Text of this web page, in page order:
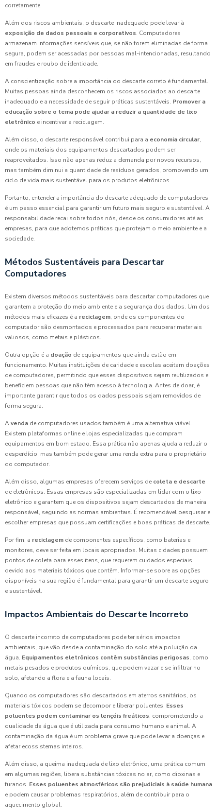
corretamente.
Além dos riscos ambientais, o descarte inadequado pode levar à
exposição de dados pessoais e corporativos. Computadores
armazenam informações sensíveis que, se não forem eliminadas de forma
segura, podem ser acessadas por pessoas mal-intencionadas, resultando
em fraudes e roubo de identidade.
A conscientização sobre a importância do descarte correto é fundamental.
Muitas pessoas ainda desconhecem os riscos associados ao descarte
inadequado e a necessidade de seguir práticas sustentáveis. Promover a
educação sobre o tema pode ajudar a reduzir a quantidade de lixo
eletrônico e incentivar a reciclagem.
Além disso, o descarte responsável contribui para a economia circular,
onde os materiais dos equipamentos descartados podem ser
reaproveitados. Isso não apenas reduz a demanda por novos recursos,
mas também diminui a quantidade de resíduos gerados, promovendo um
ciclo de vida mais sustentável para os produtos eletrônicos.
Portanto, entender a importância do descarte adequado de computadores
é um passo essencial para garantir um futuro mais seguro e sustentável. A
responsabilidade recai sobre todos nós, desde os consumidores até as
empresas, para que adotemos práticas que protejam o meio ambiente e a
sociedade.
Métodos Sustentáveis para Descartar
Computadores
Existem diversos métodos sustentáveis para descartar computadores que
garantem a proteção do meio ambiente e a segurança dos dados. Um dos
métodos mais eficazes é a reciclagem, onde os componentes do
computador são desmontados e processados para recuperar materiais
valiosos, como metais e plásticos.
Outra opção é a doação de equipamentos que ainda estão em
funcionamento. Muitas instituições de caridade e escolas aceitam doações
de computadores, permitindo que esses dispositivos sejam reutilizados e
beneficiem pessoas que não têm acesso à tecnologia. Antes de doar, é
importante garantir que todos os dados pessoais sejam removidos de
forma segura.
Avenda de computadores usados também é uma alternativa viável.
Existem plataformas online e lojas especializadas que compram
equipamentos em bom estado. Essa prática não apenas ajuda a reduzir o
desperdício, mas também pode gerar uma renda extra para o proprietário
do computador.
Além disso, algumas empresas oferecem serviços de coleta e descarte
de eletrônicos. Essas empresas são especializadas em lidar com o lixo
eletrônico e garantem que os dispositivos sejam descartados de maneira
responsável, seguindo as normas ambientais. É recomendável pesquisar e
escolher empresas que possuam certificações e boas práticas de descarte.
Por fim, a reciclagem de componentes específicos, como baterias e
monitores, deve ser feita em locais apropriados. Muitas cidades possuem
pontos de coleta para esses itens, que requerem cuidados especiais
devido aos materiais tóxicos que contêm. Informar-se sobre as opções
disponíveis na sua região é fundamental para garantir um descarte seguro
e sustentável.
Impactos Ambientais do Descarte Incorreto
O descarte incorreto de computadores pode ter sérios impactos
ambientais, que vão desde a contaminação do solo até a poluição da
água. Equipamentos eletrônicos contêm substâncias perigosas, como
metais pesados e produtos químicos, que podem vazar e se infiltrar no
solo, afetando a flora e a fauna locais.
Quando os computadores são descartados em aterros sanitários, os
materiais tóxicos podem se decompor e liberar poluentes. Esses
poluentes podem contaminar os lençóis freáticos, comprometendo a
qualidade da água que é utilizada para consumo humano e animal. A
contaminação da água é um problema grave que pode levar a doenças e
afetar ecossistemas inteiros.
Além disso, a queima inadequada de lixo eletrônico, uma prática comum
em algumas regiões, libera substâncias tóxicas no ar, como dioxinas e
furanos. Esses poluentes atmosféricos são prejudiciais à saúde humana
e podem causar problemas respiratórios, além de contribuir para o
aquecimento global.